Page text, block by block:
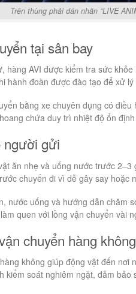
Trên thùng phải dán nhãn “LIVE
tại sân bay
hàng AVI được kiểm tra sức
hành đoàn được đào tạo để xử
bằng xe chuyên dụng có điều
chứa duy trì nhiệt độ ổn
người gửi
ăn nhẹ và uống nước trước 2–3
chuyến đi vì dễ gây say hoặc
nước uống và hướng dẫn chăm
quen với lồng vận chuyển vài
chuyển hàng không
không giúp động vật đến nơi
kiểm soát nghiêm ngặt, đảm